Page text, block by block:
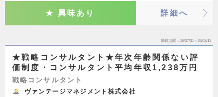
興味あり 詳細へ
掲載期間 26/07/31～26/08/13
★戦略コンサルタント★年次年齢関係ない評
価制度・コンサルタント平均年収1,238万円
戦略コンサルタント
ヴァンテージマネジメント株式会社